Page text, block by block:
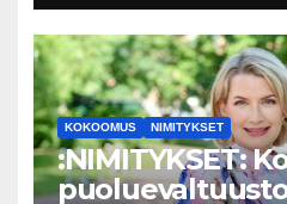
KOKOOMUS NIMITYKSET
:NIMITYKSET: